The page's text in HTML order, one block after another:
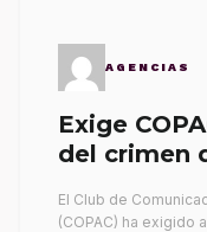
AGENCIAS
Exige
del crimen
El Club de
(COPAC) ha exigido